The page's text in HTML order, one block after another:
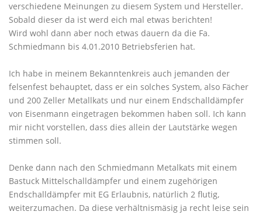
verschiedene Meinungen zu diesem System und Hersteller.
Sobald dieser da ist werd eich mal etwas berichten!
Wird wohl dann aber noch etwas dauern da die Fa.
Schmiedmann bis 4.01.2010 Betriebsferien hat.
Ich habe in meinem Bekanntenkreis auch jemanden der
felsenfest behauptet, dass er ein solches System, also Fächer
und 200 Zeller Metallkats und nur einem Endschalldämpfer
von Eisenmann eingetragen bekommen haben soll. Ich kann
mir nicht vorstellen, dass dies allein der Lautstärke wegen
stimmen soll.
Denke dann nach den Schmiedmann Metalkats mit einem
Bastuck Mittelschalldämpfer und einem zugehörigen
Endschalldämpfer mit EG Erlaubnis, natürlich 2 flutig,
weiterzumachen. Da diese verhältnismäsig ja recht leise sein